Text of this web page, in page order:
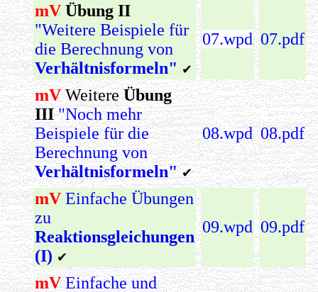
mV Übung II
"Weitere Beispiele für
die Berechnung von
Verhältnisformeln" ✔
07.wpd 07.pdf
mVWeitereÜbung
III "Noch mehr
Beispiele für die
Berechnung von
Verhältnisformeln" ✔
08.wpd 08.pdf
mV Einfache Übungen
zu
Reaktionsgleichungen
(I) ✔
09.wpd 09.pdf
mV Einfache und